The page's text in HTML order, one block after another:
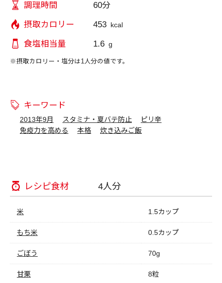
調理時間 60分
摂取カロリー 453 kcal
食塩相当量 1.6 g
※摂取カロリー・塩分は1人分の値です。
キーワード
2013年9月 スタミナ・夏バテ防止
ピリ辛
免疫力を高める
本格 炊き込みご飯
レシピ食材 4人分
米 1.5カップ
もち米 0.5カップ
ごぼう 70g
甘栗 8粒